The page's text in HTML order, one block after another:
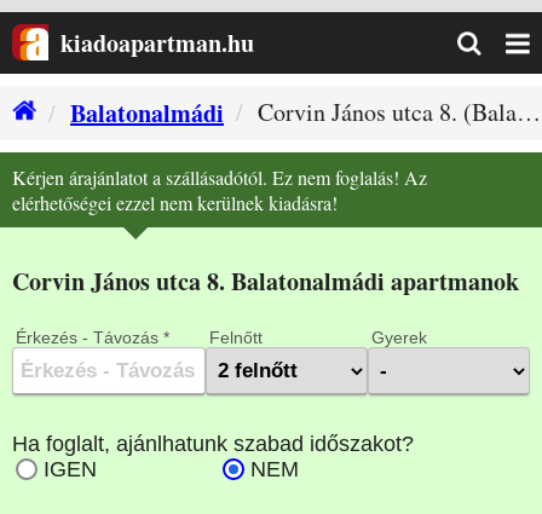
kiadoapartman.hu
Balatonalmádi
Corvin János utca 8. (Balatonalmádi szállás)
Kérjen árajánlatot a szállásadótól. Ez nem foglalás! Az
elérhetőségei ezzel nem kerülnek kiadásra!
Corvin János utca 8. Balatonalmádi apartmanok
Érkezés - Távozás * Felnőtt Gyerek